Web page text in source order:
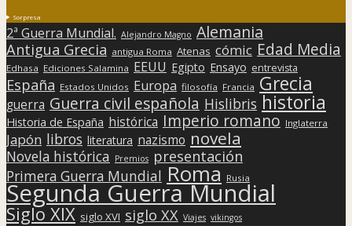
Sorpresa
2ª Guerra Mundial. Alejandro Magno Alemania
Antigua Grecia antigua Roma Atenas cómic Edad Media
Edhasa Ediciones Salamina EEUU Egipto Ensayo entrevista
España Estados Unidos Europa filosofía Francia Grecia
guerra Guerra civil española Hislibris historia
Historia de España histórica Imperio romano Inglaterra
Japón libros literatura nazismo novela
Novela histórica Premios presentación
Primera Guerra Mundial Roma Rusia
Segunda Guerra Mundial
Siglo XIX siglo XVI siglo XX Viajes vikingos